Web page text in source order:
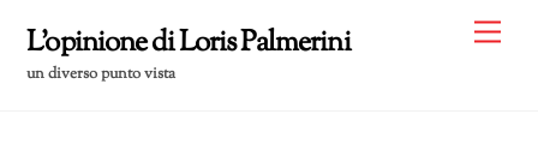
content
L'opinione di Loris Palmerini
un diverso punto vista